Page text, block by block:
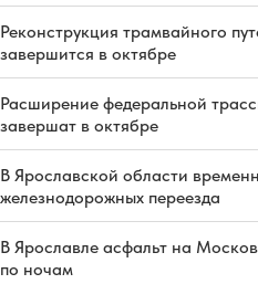
Реконструкция трамвайного
завершится в октябре
Расширение федеральной
завершат в октябре
В Ярославской области
железнодорожных переезда
В Ярославле асфальт на
по ночам